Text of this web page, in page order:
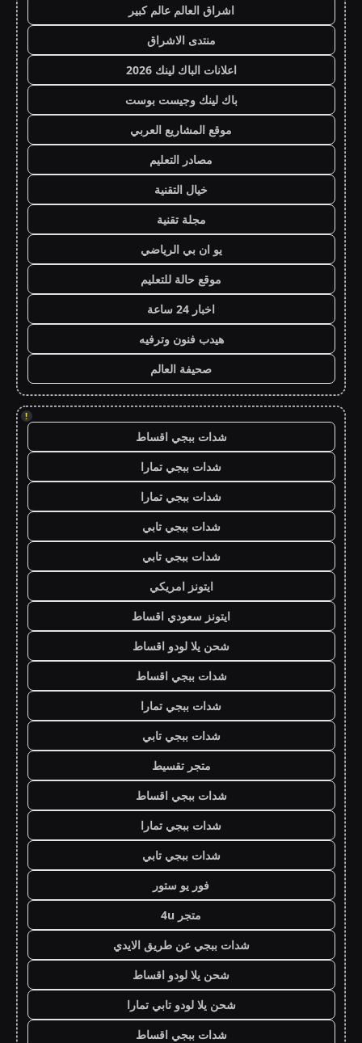
اشراق العالم عالم كبير
منتدى الاشراق
اعلانات الباك لينك 2026
باك لينك وجيست بوست
موقع المشاريع العربي
مصادر التعليم
خيال التقنية
مجلة تقنية
يو ان بي الرياضي
موقع حالة للتعليم
اخبار 24 ساعة
هيدب فنون وترفيه
صحيفة العالم
!
شدات ببجي اقساط
شدات ببجي تمارا
شدات ببجي تمارا
شدات ببجي تابي
شدات ببجي تابي
ايتونز امريكي
ايتونز سعودي اقساط
شحن يلا لودو اقساط
شدات ببجي اقساط
شدات ببجي تمارا
شدات ببجي تابي
متجر تقسيط
شدات ببجي اقساط
شدات ببجي تمارا
شدات ببجي تابي
فور يو ستور
متجر 4u
شدات ببجي عن طريق الايدي
شحن يلا لودو اقساط
شحن يلا لودو تابي تمارا
شدات ببجي اقساط